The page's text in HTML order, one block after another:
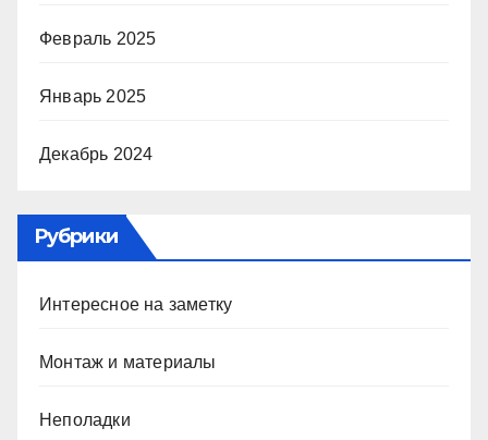
Февраль 2025
Январь 2025
Декабрь 2024
Рубрики
Интересное на заметку
Монтаж и материалы
Неполадки